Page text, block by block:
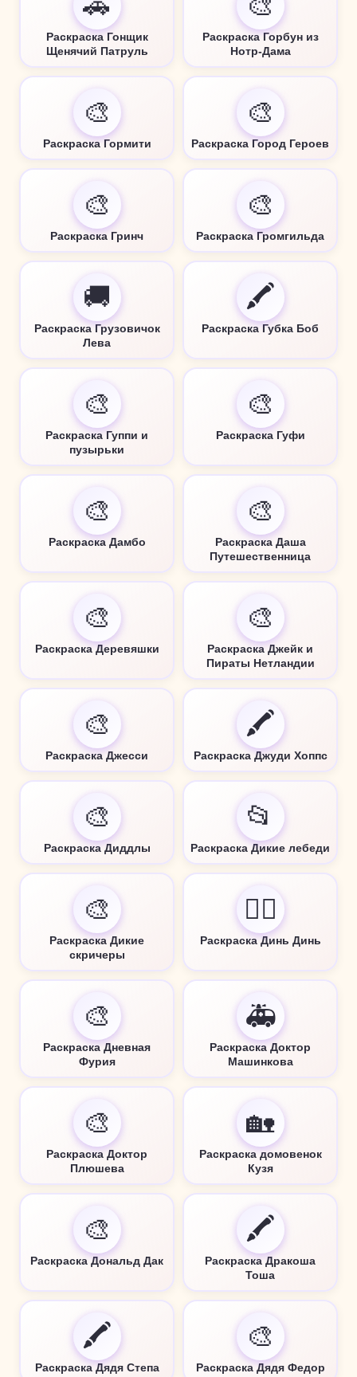
Раскраска Гонщик
Щенячий Патруль
Раскраска Горбун из
Нотр-Дама
🎨
Раскраска Гормити
🎨
Раскраска Город Героев
🎨
Раскраска Гринч
🎨
Раскраска Громгильда
🚚
Раскраска Грузовичок
Лева
🖍️
Раскраска Губка Боб
🎨
Раскраска Гуппи и
пузырьки
🎨
Раскраска Гуфи
🎨
Раскраска Дамбо
🎨
Раскраска Даша
Путешественница
🎨
Раскраска Деревяшки
🎨
Раскраска Джейк и
Пираты Нетландии
🎨
Раскраска Джесси
🖍️
Раскраска Джуди Хоппс
🎨
Раскраска Диддлы
📂
Раскраска Дикие лебеди
🎨
Раскраска Дикие
скричеры
🧚‍♀️
Раскраска Динь Динь
🎨
Раскраска Дневная
Фурия
🚑
Раскраска Доктор
Машинкова
🎨
Раскраска Доктор
Плюшева
🏡
Раскраска домовенок
Кузя
🎨
Раскраска Дональд Дак
🖍️
Раскраска Дракоша
Тоша
🖍️
Раскраска Дядя Степа
🎨
Раскраска Дядя Федор